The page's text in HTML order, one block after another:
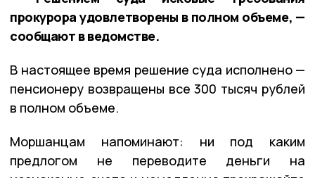
прокурора удовлетворены в полном объеме, —
сообщают в ведомстве.
В настоящее время решение суда исполнено —
пенсионеру возвращены все 300 тысяч рублей
в полном объеме.
Моршанцам напоминают: ни под каким
предлогом не переводите деньги на